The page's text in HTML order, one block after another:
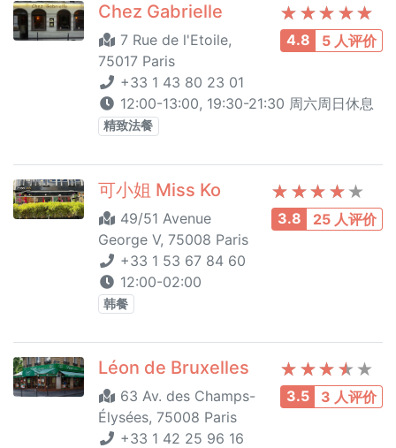
4.8 5 人评价
Chez Gabrielle
7 Rue de l'Etoile,
75017 Paris
+33 1 43 80 23 01
12:00-13:00, 19:30-21:30 周六周日休息
精致法餐
3.8 25 人评价
可小姐 Miss Ko
49/51 Avenue
George V, 75008 Paris
+33 1 53 67 84 60
12:00-02:00
韩餐
3.5 3 人评价
Léon de Bruxelles
63 Av. des Champs-
Élysées, 75008 Paris
+33 1 42 25 96 16